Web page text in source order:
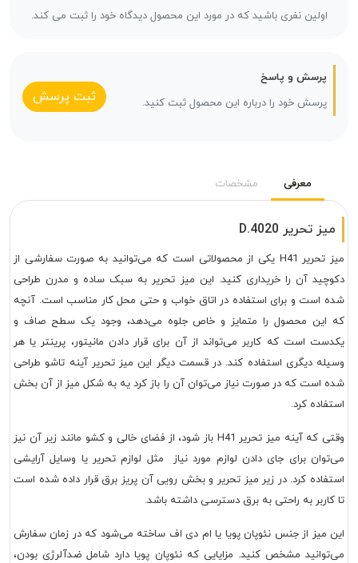
اولین نفری باشید که در مورد این محصول دیدگاه خود را ثبت می کند.
پرسش و پاسخ
پرسش خود را درباره این محصول ثبت کنید.
ثبت پرسش
معرفی مشخصات
میز تحریر D.4020
میز تحریر H41 یکی از محصولاتی است که می‌توانید به صورت سفارشی از
دکوچید آن را خریداری کنید. این میز تحریر به سبک ساده و مدرن طراحی
شده است و برای استفاده در اتاق خواب و حتی محل کار مناسب است. آنچه
که این محصول را متمایز و خاص جلوه می‌دهد، وجود یک سطح صاف و
یکدست است که کاربر می‌تواند از آن برای قرار دادن مانیتور، پرینتر یا هر
وسیله دیگری استفاده کند. در قسمت دیگر این میز تحریر آینه تاشو طراحی
شده است که در صورت نیاز می‌توان آن را باز کرد یه به شکل میز از آن بخش
استفاده کرد.
وقتی که آینه میز تحریر H41 باز شود، از فضای خالی و کشو مانند زیر آن نیز
می‌توان برای جای دادن لوازم مورد نیاز مثل لوازم تحریر یا وسایل آرایشی
استفاده کرد. در زیر میز تحریر و بخش رویی آن پریز برق قرار داده شده است
تا کاربر به راحتی به برق دسترسی داشته باشد.
این میز از جنس نئوپان پویا یا ام دی اف ساخته می‌شود که در زمان سفارش
می‌توانید مشخص کنید. مزایایی که نئوپان پویا دارد شامل ضدآلرژی بودن،